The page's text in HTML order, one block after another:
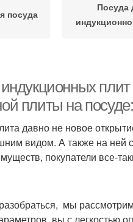
посуда
Посуда
плит
дном
плиты на
давно не новое
видом. А также на ней
покупатели все-
мы